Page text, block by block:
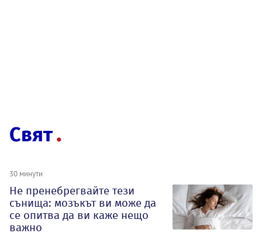
Свят
30 минути
Не пренебрегвайте тези
сънища: мозъкът ви може да
се опитва да ви каже нещо
важно